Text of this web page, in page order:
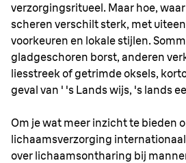
verzorgingsritueel. Maar hoe,
scheren verschilt sterk, met
voorkeuren en lokale stijlen.
gladgeschoren borst, anderen
liesstreek of getrimde oksels,
geval van ' 's Lands wijs, 's lands
Om je wat meer inzicht te bieden
lichaamsverzorging
over lichaamsontharing bij